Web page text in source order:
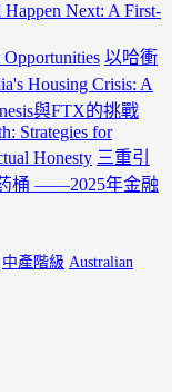
Next: A First-
以哈衝
Housing Crisis: A
與FTX的挑戰
Strategies for
Honesty 三重引
桶 ——2025年金融
中產階級 Australian